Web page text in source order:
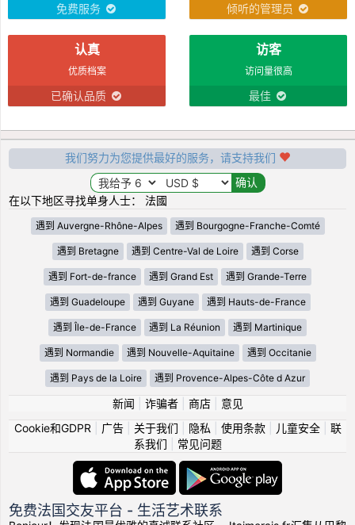
免费服务 倾听的管理员
认真
优质档案
已确认品质
访客
访问量很高
最佳
我们努力为您提供最好的服务，请支持我们
在以下地区寻找单身人士： 法國
遇到 Auvergne-Rhône-Alpes 遇到 Bourgogne-Franche-Comté
遇到 Bretagne 遇到 Centre-Val de Loire 遇到 Corse
遇到 Fort-de-france 遇到 Grand Est 遇到 Grande-Terre
遇到 Guadeloupe 遇到 Guyane 遇到 Hauts-de-France
遇到 Île-de-France 遇到 La Réunion 遇到 Martinique
遇到 Normandie 遇到 Nouvelle-Aquitaine 遇到 Occitanie
遇到 Pays de la Loire 遇到 Provence-Alpes-Côte d Azur
新闻 诈骗者| 商店| 意见
Cookie和GDPR
广告| 关于我们 隐私 使用条款| 儿童安全| 联
系我们
常见问题
免费法国交友平台 - 生活艺术联系